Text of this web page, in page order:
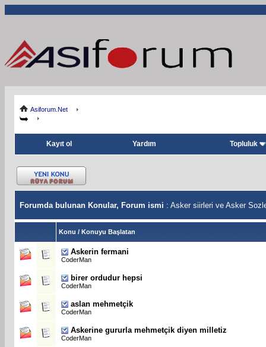
Asiforum.Net
Kayıt ol Yardım Topluluk
Forumda bulunan Konular, Forum ismi : Asker siirleri ve Asker
Konu / Konuyu Başlatan
Askerin fermani
CoderMan
birer ordudur hepsi
CoderMan
aslan mehmetçik
CoderMan
Askerine gururla mehmetçik diyen milletiz
CoderMan